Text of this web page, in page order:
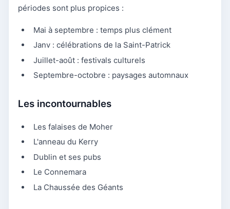
périodes sont plus propices :
Mai à septembre : temps plus clément
Janv : célébrations de la Saint-Patrick
Juillet-août : festivals culturels
Septembre-octobre : paysages automnaux
Les incontournables
Les falaises de Moher
L'anneau du Kerry
Dublin et ses pubs
Le Connemara
La Chaussée des Géants